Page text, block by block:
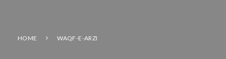
HOME WAQF-E-ARZI